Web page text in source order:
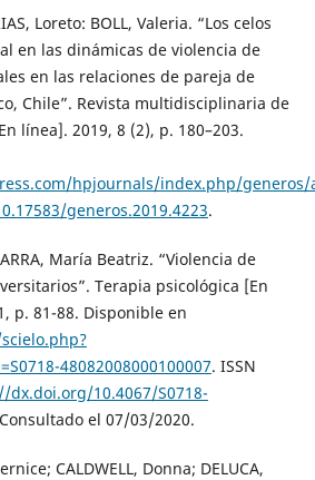
Loreto: BOLL, Valeria. “Los celos
en las dinámicas de violencia de
en las relaciones de pareja de
Chile”. Revista multidisciplinaria de
línea]. 2019, 8 (2), p. 180–203.
hpjournals/index.php/
generos.2019.4223.
María Beatriz. “Violencia de
Terapia psicológica [En
p. 81-88. Disponible en
48082008000100007. ISSN
dx.doi.org/10.4067/S0718-
el 07/03/2020.
CALDWELL, Donna; DELUCA,